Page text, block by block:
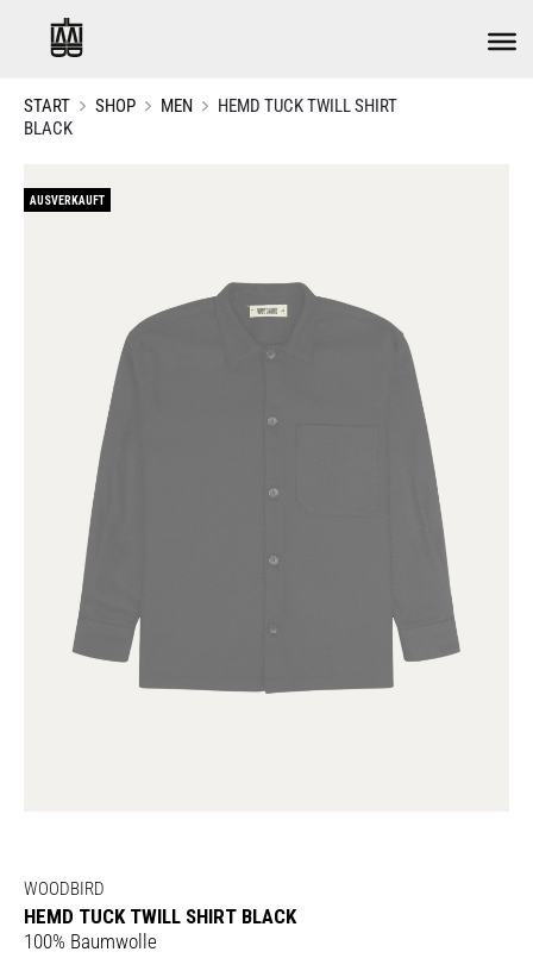
START SHOP MEN
HEMD TUCK TWILL SHIRT
BLACK
AUSVERKAUFT
WOODBIRD
HEMD TUCK TWILL SHIRT BLACK
100% Baumwolle